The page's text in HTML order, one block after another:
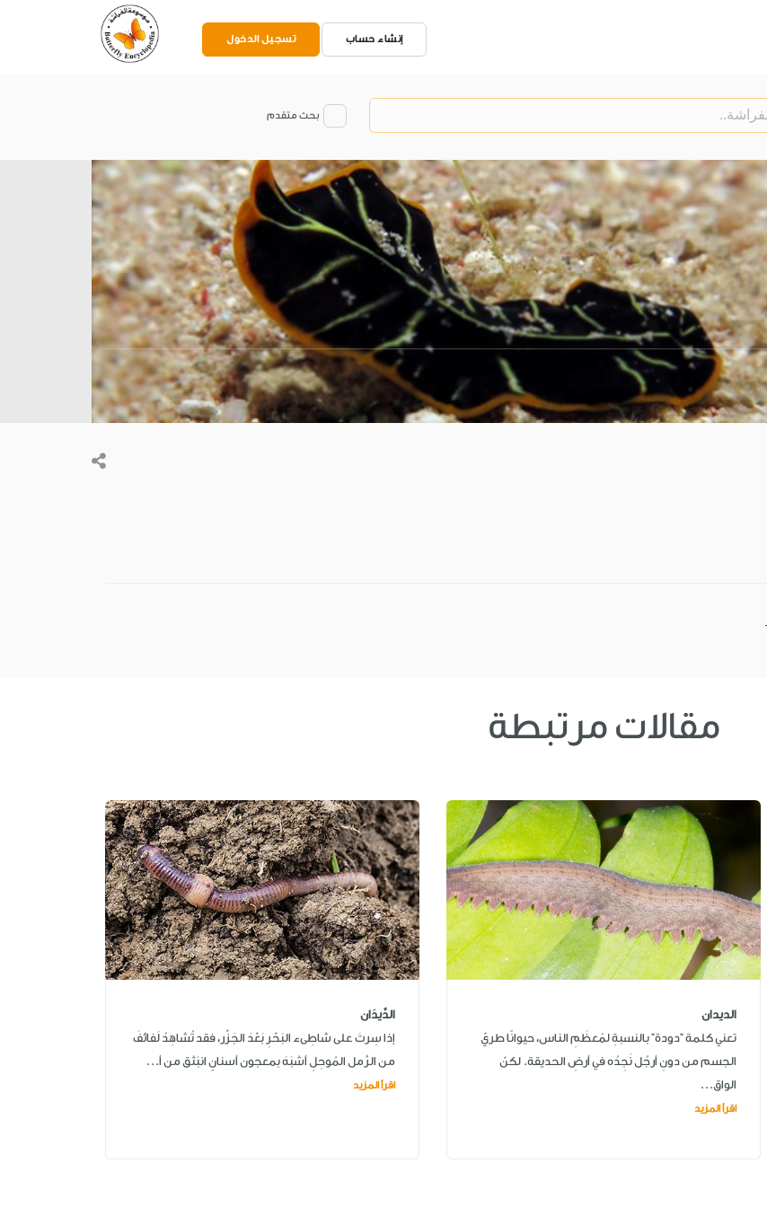
إنشاء حساب تسجيل الدخول
بحث متقدم
مقالات مرتبطة
الديدان
تعني كلمة "دودة" بالنسبةِ لمُعظَمِ الناس، حيوانًا طريّ
الجسم من دونِ أرجُل نَجِدُه في أرضِ الحديقة. لكنّ
الواق...
اقرأ المزيد
الدِّيدَان
إذا سِرتَ على شاطِىء البَحْرِ بَعْدَ الجَزْر، فقد تُشاهِدُ لَفائفَ
من الرَّمل المُوحِلِ أشبَهَ بمعجون أسنانٍ انبَثق من أ...
اقرأ المزيد